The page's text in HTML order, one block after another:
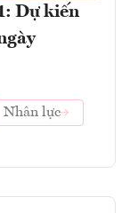
Dự kiến
Nhân lực